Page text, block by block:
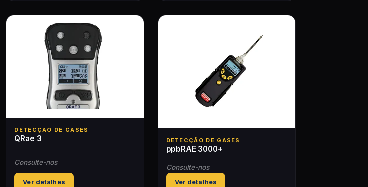
DETECÇÃO DE GASES
QRae 3
Consulte-nos
Ver detalhes
DETECÇÃO DE GASES
ppbRAE 3000+
Consulte-nos
Ver detalhes